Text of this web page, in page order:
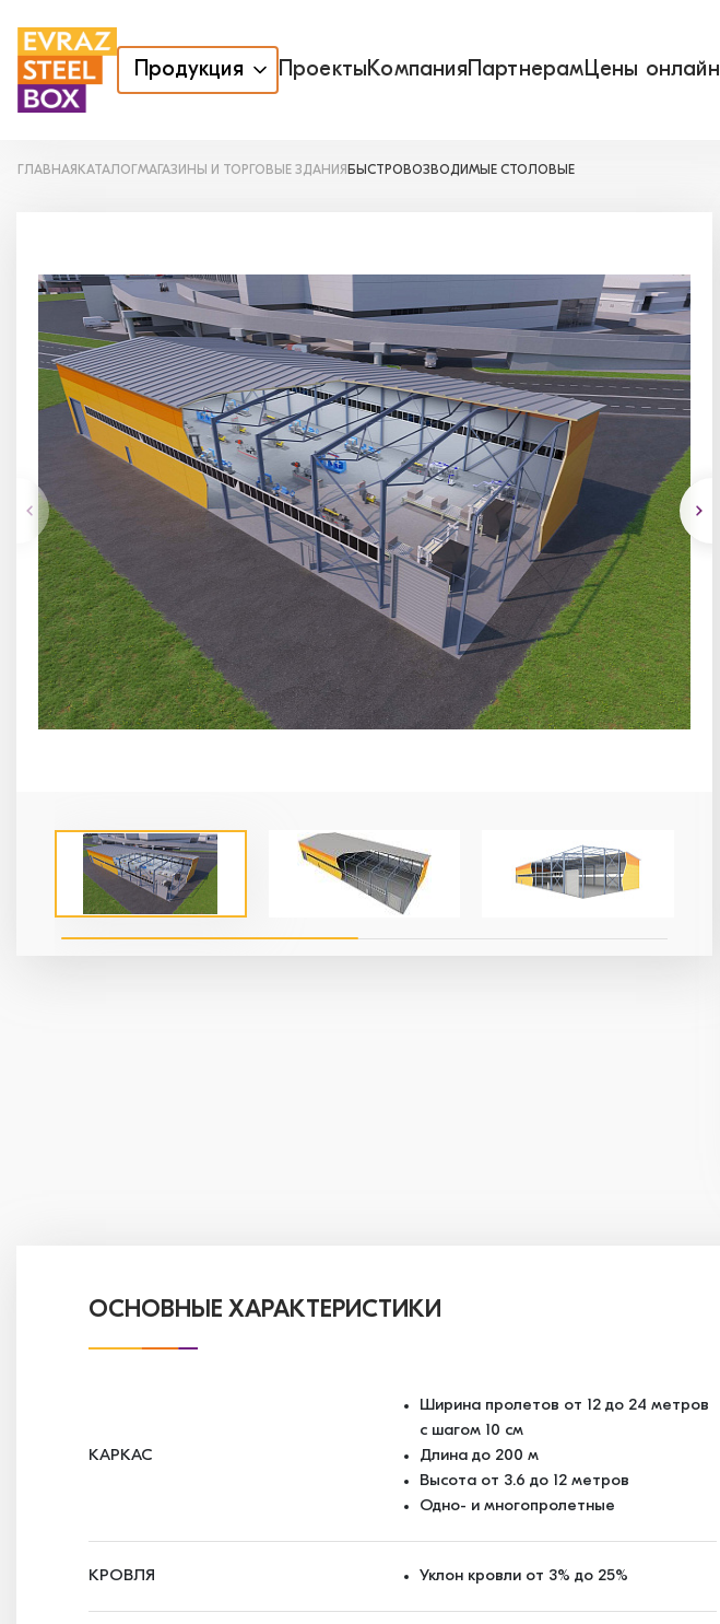
Продукция ПроектыКомпанияПартнерамЦены онлайн
ГЛАВНАЯ КАТАЛОГ МАГАЗИНЫ И ТОРГОВЫЕ ЗДАНИЯ БЫСТРОВОЗВОДИМЫЕ СТОЛОВЫЕ
ОСНОВНЫЕ ХАРАКТЕРИСТИКИ
КАРКАС
Ширина пролетов от 12 до 24 метров
с шагом 10 см
Длина до 200 м
Высота от 3.6 до 12 метров
Одно- и многопролетные
КРОВЛЯ Уклон кровли от 3% до 25%